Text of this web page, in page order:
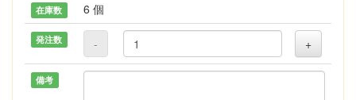
在庫数 6 個
発注数 - +
備考